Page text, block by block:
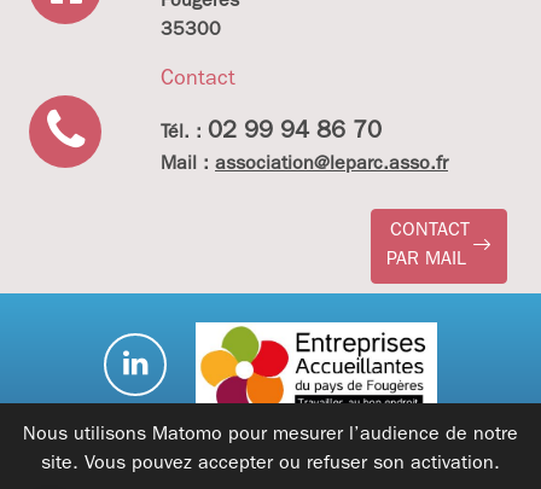
35300
Contact
Tél. : 02 99 94 86 70
Mail : association@leparc.asso.fr
CONTACT
PAR MAIL
Nous utilisons Matomo pour mesurer l’audience de notre
site. Vous pouvez accepter ou refuser son activation.